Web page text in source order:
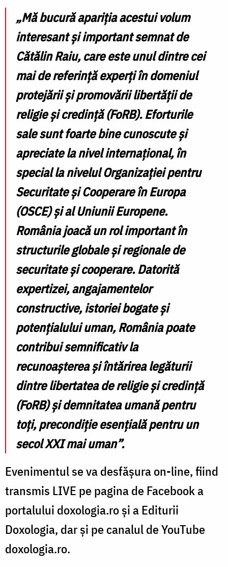
„Mă bucură apariția acestui volum
interesant și important semnat de
Cătălin Raiu, care este unul dintre cei
mai de referință experți în domeniul
protejării și promovării libertății de
religie și credință (FoRB). Eforturile
sale sunt foarte bine cunoscute și
apreciate la nivel internațional, în
special la nivelul Organizației pentru
Securitate și Cooperare în Europa
(OSCE) și al Uniunii Europene.
România joacă un rol important în
structurile globale și regionale de
securitate și cooperare. Datorită
expertizei, angajamentelor
constructive, istoriei bogate și
potențialului uman, România poate
contribui semnificativ la
recunoașterea și întărirea legăturii
dintre libertatea de religie și credință
(FoRB) și demnitatea umană pentru
toți, precondiție esențială pentru un
secol XXI mai uman”.
Evenimentul se va desfășura on-line, fiind
transmis LIVE pe pagina de Facebook a
portalului doxologia.ro și a Editurii
Doxologia, dar și pe canalul de YouTube
doxologia.ro.